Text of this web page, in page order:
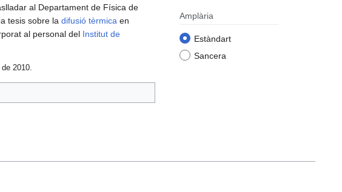
Amplària
Estàndart
Sancera
al Departament de Física de
tesis sobre la difusió tèrmica en
al personal del Institut de
2010.